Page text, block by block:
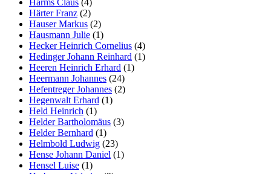
Härter Franz (2)
Hauser Markus (2)
Hausmann Julie (1)
Hecker Heinrich Cornelius (4)
Hedinger Johann Reinhard (1)
Heeren Heinrich Erhard (1)
Heermann Johannes (24)
Hefentreger Johannes (2)
Hegenwalt Erhard (1)
Held Heinrich (1)
Helder Bartholomäus (3)
Helder Bernhard (1)
Helmbold Ludwig (23)
Hense Johann Daniel (1)
Hensel Luise (1)